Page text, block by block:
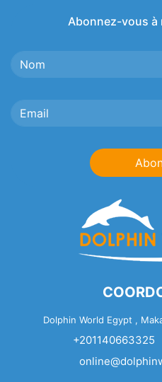
Abonnez-vous
Dolphin World Egypt ,
+201140663325